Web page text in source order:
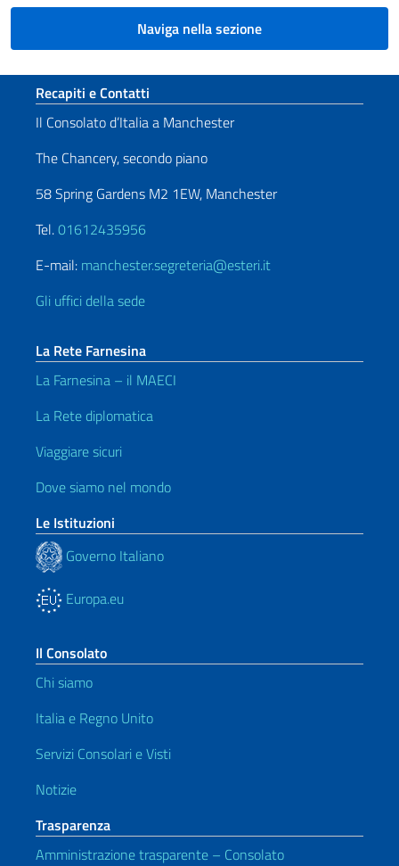
Naviga nella sezione
Sezione footer
Recapiti e Contatti
Il Consolato d’Italia a Manchester
The Chancery, secondo piano
58 Spring Gardens M2 1EW, Manchester
Tel.01612435956
E-mail: manchester.segreteria@esteri.it
Gli uffici della sede
La Rete Farnesina
La Farnesina – il MAECI
La Rete diplomatica
Viaggiare sicuri
Dove siamo nel mondo
Le Istituzioni
Governo Italiano
Europa.eu
Il Consolato
Chi siamo
Italia e Regno Unito
Servizi Consolari e Visti
Notizie
Trasparenza
Amministrazione trasparente – Consolato